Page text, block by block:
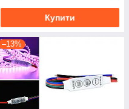
Купити
–13%